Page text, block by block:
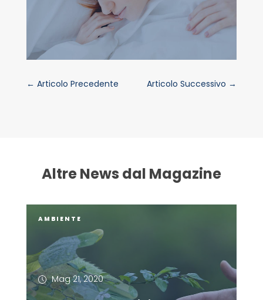
← Articolo Precedente Articolo Successivo →
Altre News dal Magazine
AMBIENTE
Mag 21, 2020